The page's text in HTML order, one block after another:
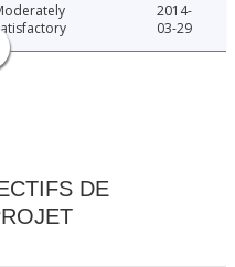
2014-
03-29
DE